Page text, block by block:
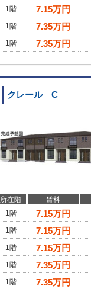
1階
7.15万円
1階
7.35万円
1階
7.35万円
クレール C
所在階 賃料
1階
7.15万円
1階
7.15万円
1階
7.15万円
1階
7.35万円
1階
7.35万円